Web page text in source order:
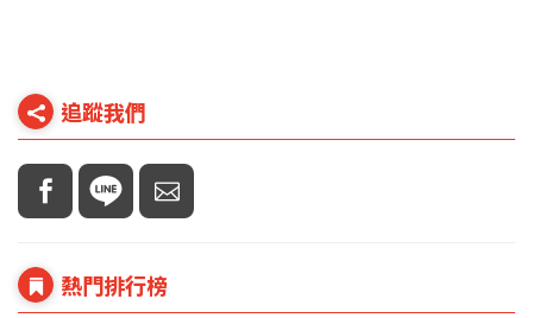
追蹤我們
熱門排行榜